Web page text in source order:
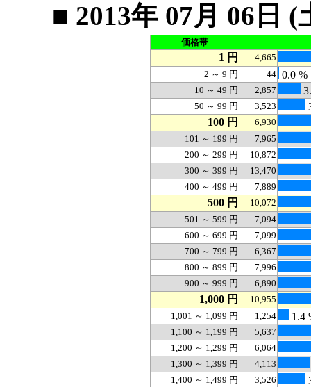
■ 2013年 07月 06日
価格帯
1 円
4,665
2 ～ 9 円
44 0.0 %
10 ～ 49 円 2,857
50 ～ 99 円 3,523
100 円
6,930
101 ～ 199 円
7,965
200 ～ 299 円
10,872
300 ～ 399 円
13,470
400 ～ 499 円
7,889
500 円
10,072
501 ～ 599 円
7,094
600 ～ 699 円
7,099
700 ～ 799 円
6,367
800 ～ 899 円
7,996
900 ～ 999 円
6,890
1,000 円
10,955
1,001 ～ 1,099 円
1,254 1.4
1,100 ～ 1,199 円
5,637
1,200 ～ 1,299 円
6,064
1,300 ～ 1,399 円
4,113
1,400 ～ 1,499 円 3,526